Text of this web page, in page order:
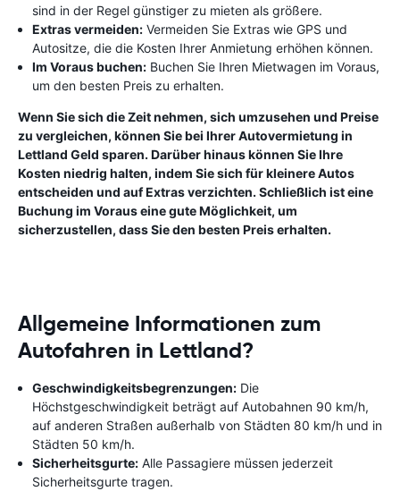
sind in der Regel günstiger zu mieten als größere.
Extras vermeiden: Vermeiden Sie Extras wie GPS und
Autositze, die die Kosten Ihrer Anmietung erhöhen können.
Im Voraus buchen: Buchen Sie Ihren Mietwagen im Voraus,
um den besten Preis zu erhalten.
Wenn Sie sich die Zeit nehmen, sich umzusehen und Preise
zu vergleichen, können Sie bei Ihrer Autovermietung in
Lettland Geld sparen. Darüber hinaus können Sie Ihre
Kosten niedrig halten, indem Sie sich für kleinere Autos
entscheiden und auf Extras verzichten. Schließlich ist eine
Buchung im Voraus eine gute Möglichkeit, um
sicherzustellen, dass Sie den besten Preis erhalten.
Allgemeine Informationen zum
Autofahren in Lettland?
Geschwindigkeitsbegrenzungen: Die
Höchstgeschwindigkeit beträgt auf Autobahnen 90 km/h,
auf anderen Straßen außerhalb von Städten 80 km/h und in
Städten 50 km/h.
Sicherheitsgurte: Alle Passagiere müssen jederzeit
Sicherheitsgurte tragen.